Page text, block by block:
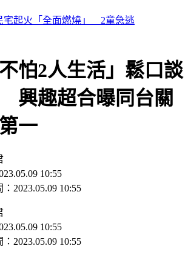
親節宣布懷孕」 喜曬超音波照：輪到
怕2人生活」鬆口談
興趣超合曝同台關
一
10:55
10:55